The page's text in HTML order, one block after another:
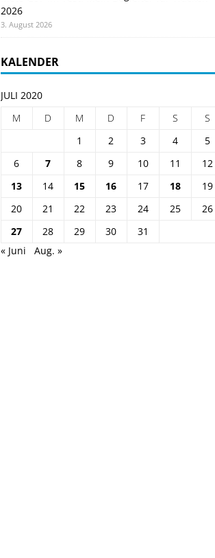
2026
3. August 2026
KALENDER
JULI 2020
M
D M D F S
S
1
2 3 4
5
6
7 8 9 10 11
12
13
14 15 16 17 18
19
20
21 22 23 24 25
26
27
28 29 30
31
« Juni
Aug. »